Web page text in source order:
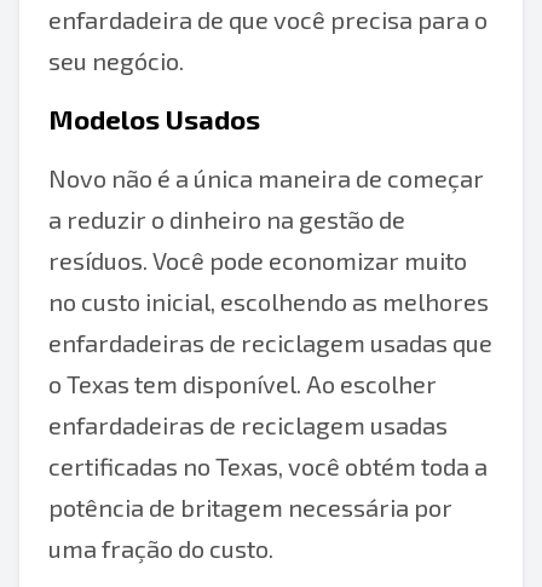
enfardadeira de que você precisa para o
seu negócio.
Modelos Usados
Novo não é a única maneira de começar
a reduzir o dinheiro na gestão de
resíduos. Você pode economizar muito
no custo inicial, escolhendo as melhores
enfardadeiras de reciclagem usadas que
o Texas tem disponível. Ao escolher
enfardadeiras de reciclagem usadas
certificadas no Texas, você obtém toda a
potência de britagem necessária por
uma fração do custo.